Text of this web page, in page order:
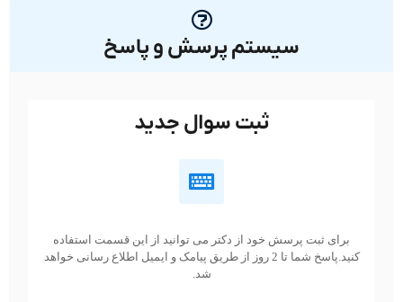
سیستم پرسش و پاسخ
ثبت سوال جدید
برای ثبت پرسش خود از دکتر می توانید از این قسمت استفاده
کنید.پاسخ شما تا 2 روز از طریق پیامک و ایمیل اطلاع رسانی خواهد
شد.